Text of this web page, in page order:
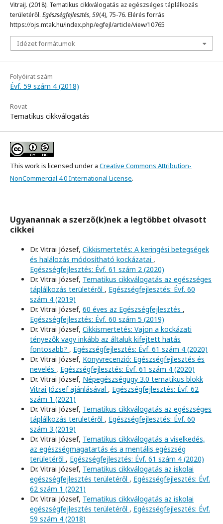
VitraiJ. (2018). Tematikus cikkválogatás az egészséges táplálkozás
területéről. Egészségfejlesztés,59(4), 75-76. Elérés forrás
https://ojs.mtak.hu/index.php/egfejl/article/view/10765
Idézet formátumok
Folyóirat szám
Évf. 59 szám 4 (2018)
Rovat
Tematikus cikkválogatás
This work is licensed under a Creative Commons Attribution-
NonCommercial 4.0 International License.
Ugyanannak a szerző(k)nek a legtöbbet olvasott
cikkei
Dr. Vitrai József, Cikkismertetés: A keringési betegségek
és halálozás módosítható kockázatai ,
Egészségfejlesztés: Évf. 61 szám 2 (2020)
Dr. Vitrai József, Tematikus cikkválogatás az egészséges
táplálkozás területéről , Egészségfejlesztés: Évf. 60
szám 4 (2019)
Dr. Vitrai József, 60 éves az Egészségfejlesztés ,
Egészségfejlesztés: Évf. 60 szám 5 (2019)
Dr. Vitrai József, Cikkismertetés: Vajon a kockázati
tényezők vagy inkább az általuk kifejtett hatás
fontosabb? , Egészségfejlesztés: Évf. 61 szám 4 (2020)
Dr. Vitrai József, Könyvrecenzió: Egészségfejlesztés és
nevelés , Egészségfejlesztés: Évf. 61 szám 4 (2020)
Dr. Vitrai József, Népegészségügy 3.0 tematikus blokk
Vitrai József ajánlásával , Egészségfejlesztés: Évf. 62
szám 1 (2021)
Dr. Vitrai József, Tematikus cikkválogatás az egészséges
táplálkozás területéről , Egészségfejlesztés: Évf. 60
szám 3 (2019)
Dr. Vitrai József, Tematikus cikkválogatás a viselkedés,
az egészségmagatartás és a mentális egészség
területéről , Egészségfejlesztés: Évf. 61 szám 4 (2020)
Dr. Vitrai József, Tematikus cikkválogatás az iskolai
egészségfejlesztés területéről , Egészségfejlesztés: Évf.
62 szám 1 (2021)
Dr. Vitrai József, Tematikus cikkválogatás az iskolai
egészségfejlesztés területéről , Egészségfejlesztés: Évf.
59 szám 4 (2018)